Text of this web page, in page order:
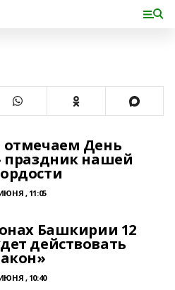
отмечаем День
праздник нашей
, 11:05
Башкирии 12
действовать
, 10:40